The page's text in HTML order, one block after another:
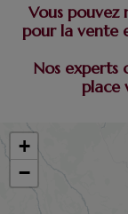
Vous pouvez
pour la vente
Nos experts
place
+
−